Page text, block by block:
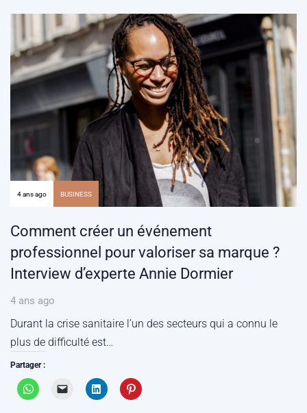
4 ans ago BUSINESS
Comment créer un événement
professionnel pour valoriser sa marque ?
Interview d’experte Annie Dormier
4 ans ago
Durant la crise sanitaire l’un des secteurs qui a connu le
plus de difficulté est…
Partager :